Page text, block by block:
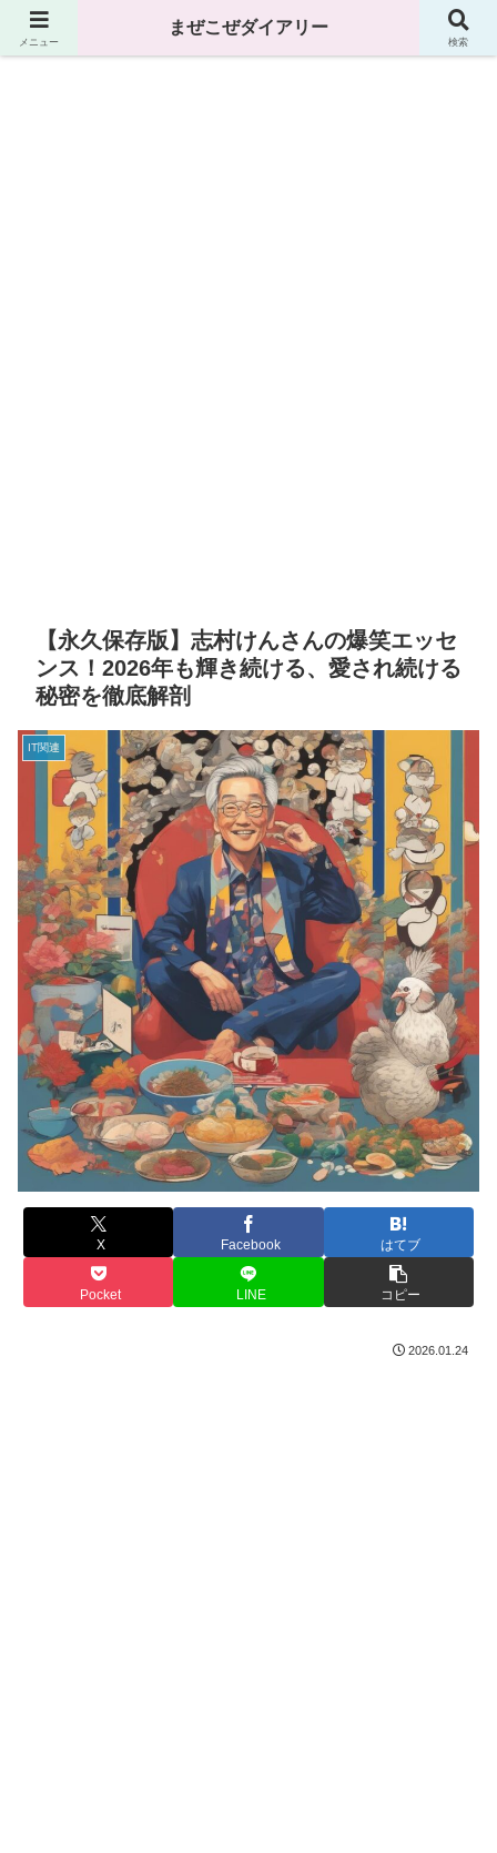
まぜこぜダイアリー
【永久保存版】志村けんさんの爆笑エッセ
ンス！2026年も輝き続ける、愛され続ける
秘密を徹底解剖
IT関連
X Facebook はてブ
Pocket LINE コピー
2026.01.24
メニュー
まぜこぜダイアリー
検索